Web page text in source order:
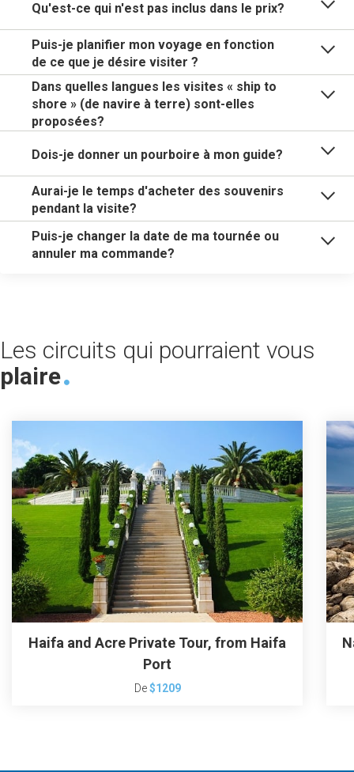
Qu'est-ce qui n'est pas inclus dans le prix?
Puis-je planifier mon voyage en fonction
de ce que je désire visiter ?
Dans quelles langues les visites « ship to
shore » (de navire à terre) sont-elles
proposées?
Dois-je donner un pourboire à mon guide?
Aurai-je le temps d'acheter des souvenirs
pendant la visite?
Puis-je changer la date de ma tournée ou
annuler ma commande?
Les circuits qui pourraient vous
plaire
Haifa and Acre Private Tour, from Haifa
Port
De$1209